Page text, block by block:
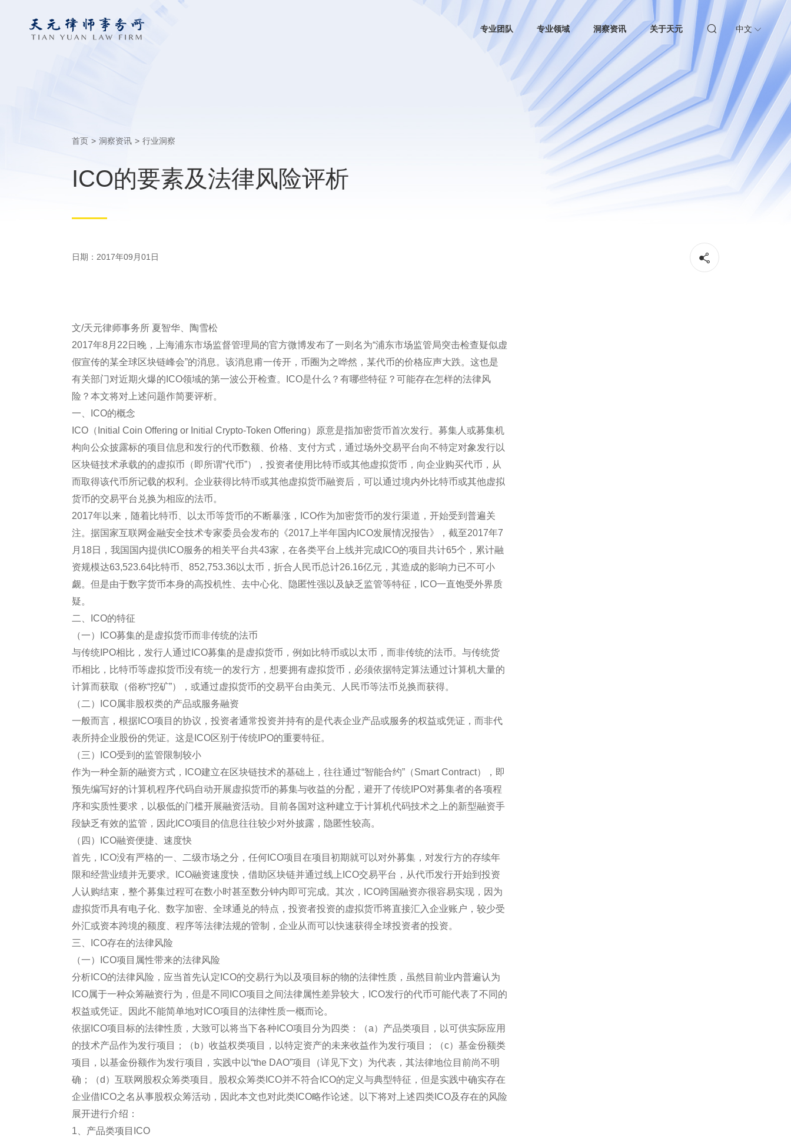
专业团队 专业领域 洞察资讯 关于天元 中文
首页 > 洞察资讯 > 行业洞察
ICO的要素及法律风险评析
日期：2017年09月01日
文/天元律师事务所 夏智华、陶雪松
2017年8月22日晚，上海浦东市场监督管理局的官方微博发布了一则名为“浦东市场监管局突击检查疑似虚
假宣传的某全球区块链峰会”的消息。该消息甫一传开，币圈为之哗然，某代币的价格应声大跌。这也是
有关部门对近期火爆的ICO领域的第一波公开检查。ICO是什么？有哪些特征？可能存在怎样的法律风
险？本文将对上述问题作简要评析。
一、ICO的概念
ICO（Initial Coin Offering or Initial Crypto-Token Offering）原意是指加密货币首次发行。募集人或募集机
构向公众披露标的项目信息和发行的代币数额、价格、支付方式，通过场外交易平台向不特定对象发行以
区块链技术承载的的虚拟币（即所谓“代币”），投资者使用比特币或其他虚拟货币，向企业购买代币，从
而取得该代币所记载的权利。企业获得比特币或其他虚拟货币融资后，可以通过境内外比特币或其他虚拟
货币的交易平台兑换为相应的法币。
2017年以来，随着比特币、以太币等货币的不断暴涨，ICO作为加密货币的发行渠道，开始受到普遍关
注。据国家互联网金融安全技术专家委员会发布的《2017上半年国内ICO发展情况报告》，截至2017年7
月18日，我国国内提供ICO服务的相关平台共43家，在各类平台上线并完成ICO的项目共计65个，累计融
资规模达63,523.64比特币、852,753.36以太币，折合人民币总计26.16亿元，其造成的影响力已不可小
觑。但是由于数字货币本身的高投机性、去中心化、隐匿性强以及缺乏监管等特征，ICO一直饱受外界质
疑。
二、ICO的特征
（一）ICO募集的是虚拟货币而非传统的法币
与传统IPO相比，发行人通过ICO募集的是虚拟货币，例如比特币或以太币，而非传统的法币。与传统货
币相比，比特币等虚拟货币没有统一的发行方，想要拥有虚拟货币，必须依据特定算法通过计算机大量的
计算而获取（俗称“挖矿”），或通过虚拟货币的交易平台由美元、人民币等法币兑换而获得。
（二）ICO属非股权类的产品或服务融资
一般而言，根据ICO项目的协议，投资者通常投资并持有的是代表企业产品或服务的权益或凭证，而非代
表所持企业股份的凭证。这是ICO区别于传统IPO的重要特征。
（三）ICO受到的监管限制较小
作为一种全新的融资方式，ICO建立在区块链技术的基础上，往往通过“智能合约”（Smart Contract），即
预先编写好的计算机程序代码自动开展虚拟货币的募集与收益的分配，避开了传统IPO对募集者的各项程
序和实质性要求，以极低的门槛开展融资活动。目前各国对这种建立于计算机代码技术之上的新型融资手
段缺乏有效的监管，因此ICO项目的信息往往较少对外披露，隐匿性较高。
（四）ICO融资便捷、速度快
首先，ICO没有严格的一、二级市场之分，任何ICO项目在项目初期就可以对外募集，对发行方的存续年
限和经营业绩并无要求。ICO融资速度快，借助区块链并通过线上ICO交易平台，从代币发行开始到投资
人认购结束，整个募集过程可在数小时甚至数分钟内即可完成。其次，ICO跨国融资亦很容易实现，因为
虚拟货币具有电子化、数字加密、全球通兑的特点，投资者投资的虚拟货币将直接汇入企业账户，较少受
外汇或资本跨境的额度、程序等法律法规的管制，企业从而可以快速获得全球投资者的投资。
三、ICO存在的法律风险
（一）ICO项目属性带来的法律风险
分析ICO的法律风险，应当首先认定ICO的交易行为以及项目标的物的法律性质，虽然目前业内普遍认为
ICO属于一种众筹融资行为，但是不同ICO项目之间法律属性差异较大，ICO发行的代币可能代表了不同的
权益或凭证。因此不能简单地对ICO项目的法律性质一概而论。
依据ICO项目标的法律性质，大致可以将当下各种ICO项目分为四类：（a）产品类项目，以可供实际应用
的技术产品作为发行项目；（b）收益权类项目，以特定资产的未来收益作为发行项目；（c）基金份额类
项目，以基金份额作为发行项目，实践中以“the DAO”项目（详见下文）为代表，其法律地位目前尚不明
确；（d）互联网股权众筹类项目。股权众筹类ICO并不符合ICO的定义与典型特征，但是实践中确实存在
企业借ICO之名从事股权众筹活动，因此本文也对此类ICO略作论述。以下将对上述四类ICO及存在的风险
展开进行介绍：
1、产品类项目ICO